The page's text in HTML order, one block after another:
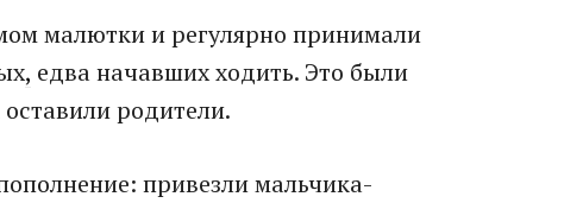
малютки и регулярно принимали
, едва начавших ходить. Это были
родители.
привезли мальчика-